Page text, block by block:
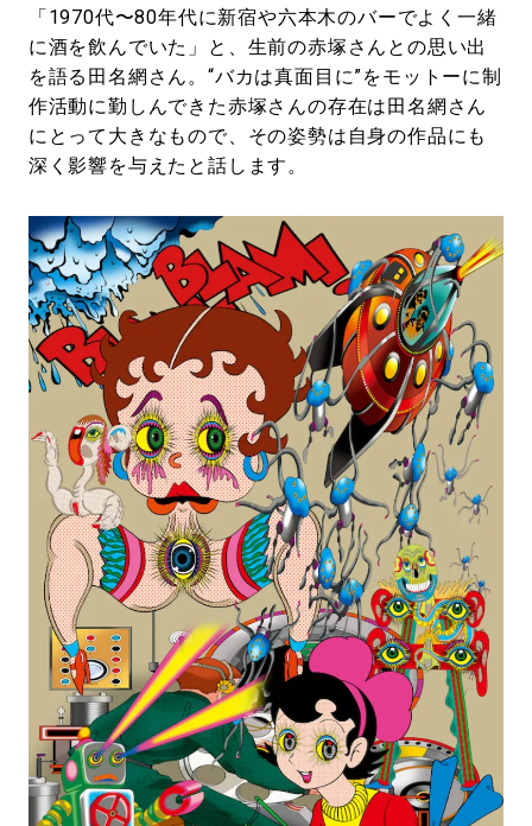
「1970代〜80年代に新宿や六本木のバーでよく一緒
に酒を飲んでいた」と、生前の赤塚さんとの思い出
を語る田名網さん。“バカは真面目に”をモットーに制
作活動に勤しんできた赤塚さんの存在は田名網さん
にとって大きなもので、その姿勢は自身の作品にも
深く影響を与えたと話します。